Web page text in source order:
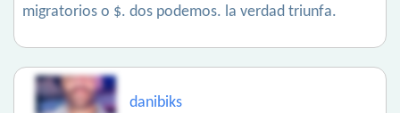
migratorios o $. dos podemos. la verdad triunfa.
danibiks